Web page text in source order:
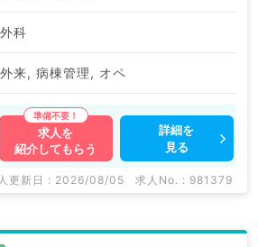
科
来, 病棟管理, オペ
求人を
紹介してもらう
詳細を
見る
更新日 : 2026/08/05 求人No. : 981379